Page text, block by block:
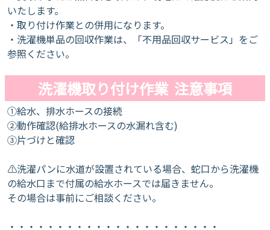
いたします。
・取り付け作業との併用になります。
・洗濯機単品の回収作業は、「不用品回収サービス」をご
参照ください。
洗濯機取り付け作業 注意事項
①給水、排水ホースの接続
②動作確認(給排水ホースの水漏れ含む)
③片づけと確認
⚠洗濯パンに水道が設置されている場合、蛇口から洗濯機
の給水口まで付属の給水ホースでは届きません。
その場合は事前にご相談ください。
・・・・・・・・・・・・・・・・・・・・・・